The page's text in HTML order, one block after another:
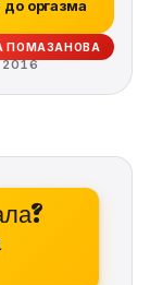
оргазма
ПОМАЗАНОВА
2016